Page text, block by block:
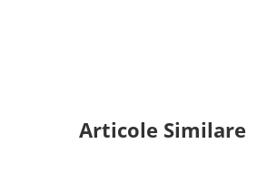
Articole Similare